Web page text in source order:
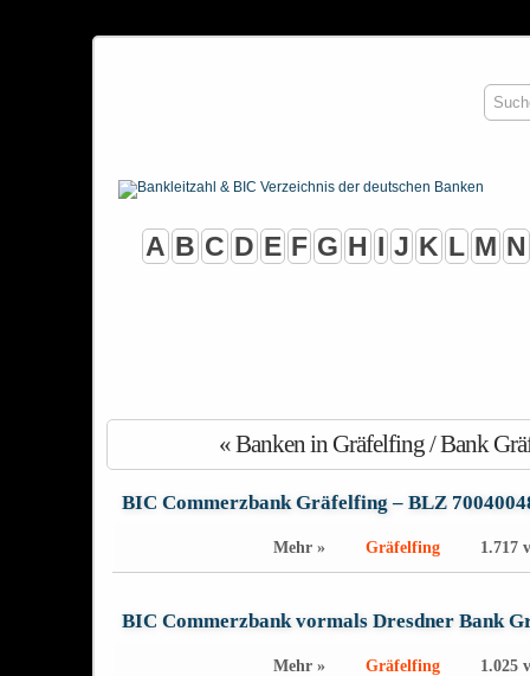
A B C D E F G H I J K L M N
« Banken in Gräfelfing / Bank
BIC Commerzbank Gräfelfing – BLZ
Mehr » Gräfelfing 1.717
BIC Commerzbank vormals Dresdner Bank
Mehr » Gräfelfing 1.025